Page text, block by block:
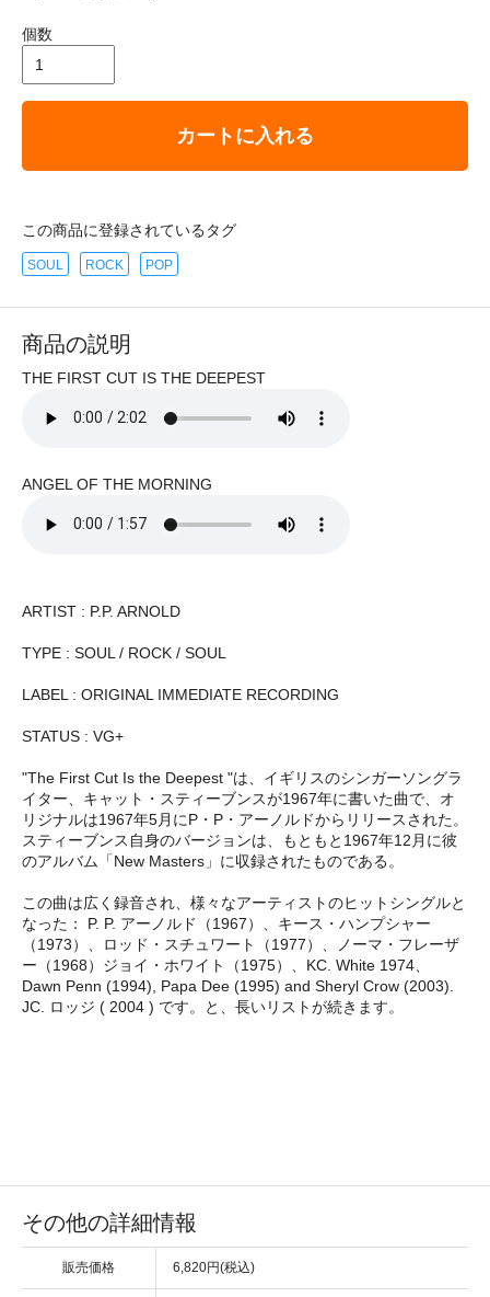
個数
カートに入れる
この商品に登録されているタグ
SOUL ROCK POP
商品の説明
THE FIRST CUT IS THE DEEPEST
ANGEL OF THE MORNING
ARTIST : P.P. ARNOLD
TYPE : SOUL / ROCK / SOUL
LABEL : ORIGINAL IMMEDIATE RECORDING
STATUS : VG+
"The First Cut Is the Deepest "は、イギリスのシンガーソングラ
イター、キャット・スティーブンスが1967年に書いた曲で、オ
リジナルは1967年5月にP・P・アーノルドからリリースされた。
スティーブンス自身のバージョンは、もともと1967年12月に彼
のアルバム「New Masters」に収録されたものである。
この曲は広く録音され、様々なアーティストのヒットシングルと
なった： P. P. アーノルド（1967）、キース・ハンプシャー
（1973）、ロッド・スチュワート（1977）、ノーマ・フレーザ
ー（1968）ジョイ・ホワイト（1975）、KC. White 1974、
Dawn Penn (1994), Papa Dee (1995) and Sheryl Crow (2003).
JC. ロッジ ( 2004 ) です。と、長いリストが続きます。
その他の詳細情報
販売価格 6,820円(税込)